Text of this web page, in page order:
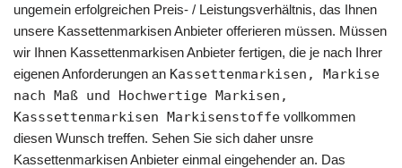
ungemein erfolgreichen Preis- / Leistungsverhältnis, das Ihnen
unsere Kassettenmarkisen Anbieter offerieren müssen. Müssen
wir Ihnen Kassettenmarkisen Anbieter fertigen, die je nach Ihrer
eigenen Anforderungen an Kassettenmarkisen, Markise
nach Maß und Hochwertige Markisen,
Kasssettenmarkisen Markisenstoffe vollkommen
diesen Wunsch treffen. Sehen Sie sich daher unsre
Kassettenmarkisen Anbieter einmal eingehender an. Das